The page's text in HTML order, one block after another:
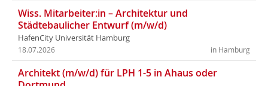
Wiss. Mitarbeiter:in – Architektur und
Städtebaulicher Entwurf (m/w/d)
HafenCity Universität Hamburg
in Hamburg
18.07.2026
Architekt (m/w/d) für LPH 1-5 in Ahaus oder